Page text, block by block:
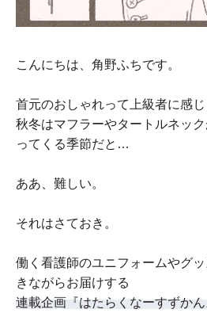
こんにちは、角野ふちです。
首元のおしゃれって上級者に感じ
秋冬はマフラーやタートルネッ
ってくる季節だと…
ああ、難しい。
それはさておき。
働く看護師のユニフォームやグ
きながらお届けする
連載企画『はたらくなーすずかん